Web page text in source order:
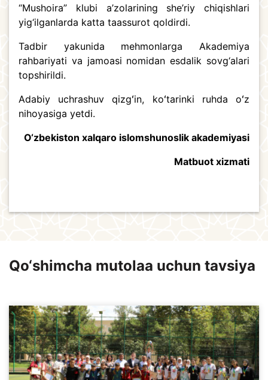
“Mushoira” klubi a’zolarining she’riy chiqishlari
yig‘ilganlarda katta taassurot qoldirdi.
Tadbir yakunida mehmonlarga Akademiya
rahbariyati va jamoasi nomidan esdalik sovg‘alari
topshirildi.
Adabiy uchrashuv qizgʻin, koʻtarinki ruhda oʻz
nihoyasiga yetdi.
O‘zbekiston xalqaro islomshunoslik akademiyasi
Matbuot xizmati
Qo‘shimcha mutolaa uchun tavsiya